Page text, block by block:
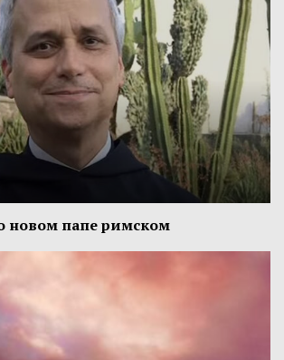
новом папе римском